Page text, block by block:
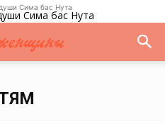
Сима бас Нута
Сима бас Нута